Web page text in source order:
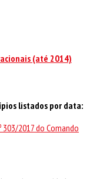
(até 2014)
listados por data:
2017 do Comando